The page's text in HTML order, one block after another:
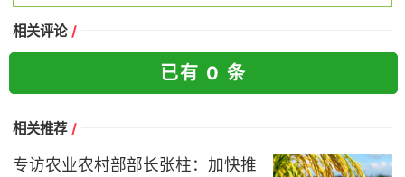
相关评论 /
已有 0 条
相关推荐 /
专访农业农村部部长张柱：加快推